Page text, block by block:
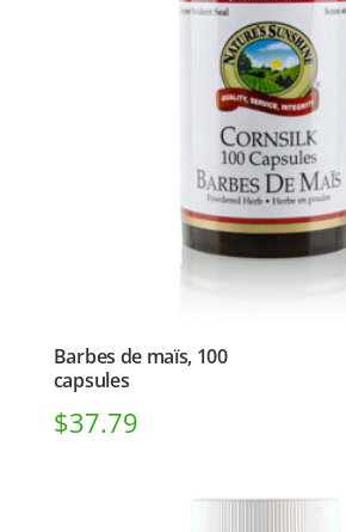
Barbes de maïs, 100
capsules
$37.79